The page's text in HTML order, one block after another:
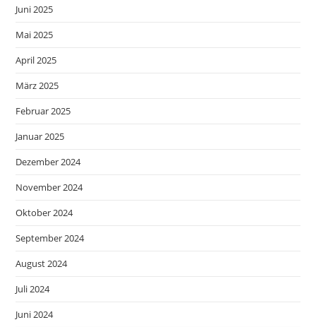
Juni 2025
Mai 2025
April 2025
März 2025
Februar 2025
Januar 2025
Dezember 2024
November 2024
Oktober 2024
September 2024
August 2024
Juli 2024
Juni 2024